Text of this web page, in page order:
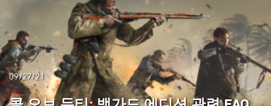
09/27/21